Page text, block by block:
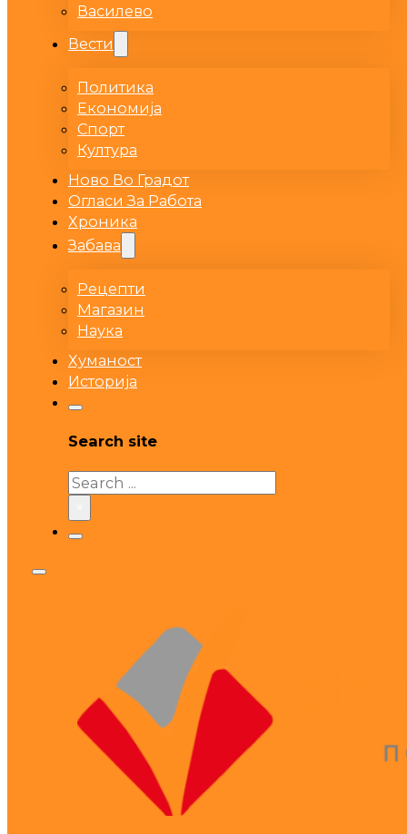
Василево
Вести
Политика
Економија
Спорт
Култура
Ново Во Градот
Огласи За Работа
Хроника
Забава
Рецепти
Магазин
Наука
Хуманост
Историја
Search site
Search